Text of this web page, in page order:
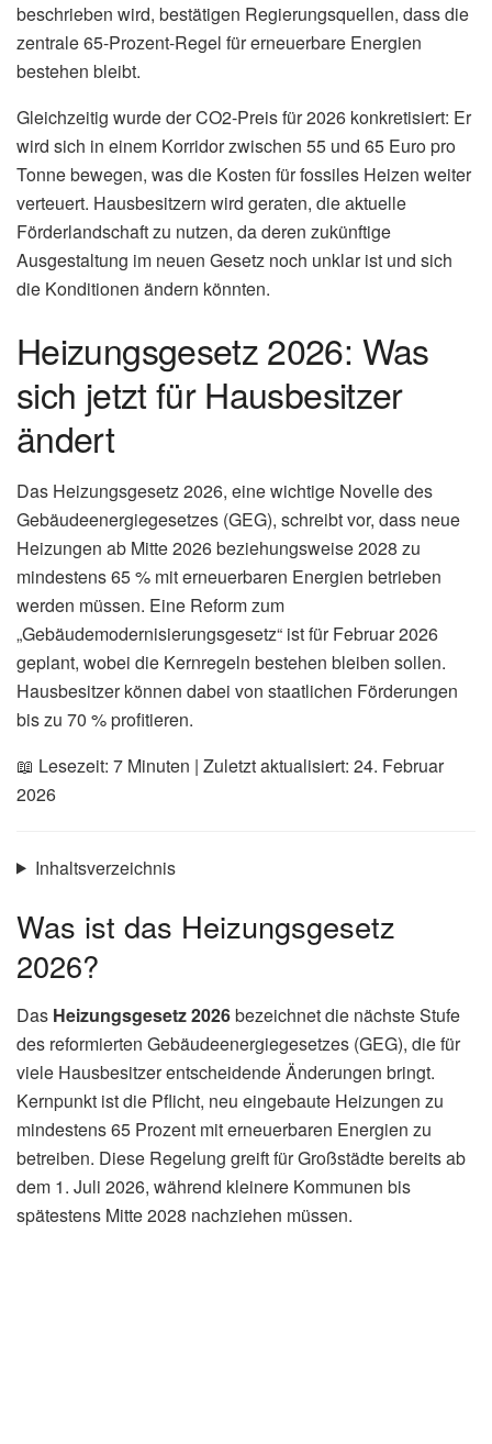
beschrieben wird, bestätigen Regierungsquellen, dass die
zentrale 65-Prozent-Regel für erneuerbare Energien
bestehen bleibt.
Gleichzeitig wurde der CO2-Preis für 2026 konkretisiert: Er
wird sich in einem Korridor zwischen 55 und 65 Euro pro
Tonne bewegen, was die Kosten für fossiles Heizen weiter
verteuert. Hausbesitzern wird geraten, die aktuelle
Förderlandschaft zu nutzen, da deren zukünftige
Ausgestaltung im neuen Gesetz noch unklar ist und sich
die Konditionen ändern könnten.
Heizungsgesetz 2026: Was
sich jetzt für Hausbesitzer
ändert
Das Heizungsgesetz 2026, eine wichtige Novelle des
Gebäudeenergiegesetzes (GEG), schreibt vor, dass neue
Heizungen ab Mitte 2026 beziehungsweise 2028 zu
mindestens 65 % mit erneuerbaren Energien betrieben
werden müssen. Eine Reform zum
„Gebäudemodernisierungsgesetz“ ist für Februar 2026
geplant, wobei die Kernregeln bestehen bleiben sollen.
Hausbesitzer können dabei von staatlichen Förderungen
bis zu 70 % profitieren.
📖 Lesezeit: 7 Minuten | Zuletzt aktualisiert: 24. Februar
2026
Inhaltsverzeichnis
Was ist das Heizungsgesetz
2026?
Das Heizungsgesetz 2026bezeichnet die nächste Stufe
des reformierten Gebäudeenergiegesetzes (GEG), die für
viele Hausbesitzer entscheidende Änderungen bringt.
Kernpunkt ist die Pflicht, neu eingebaute Heizungen zu
mindestens 65 Prozent mit erneuerbaren Energien zu
betreiben. Diese Regelung greift für Großstädte bereits ab
dem 1. Juli 2026, während kleinere Kommunen bis
spätestens Mitte 2028 nachziehen müssen.